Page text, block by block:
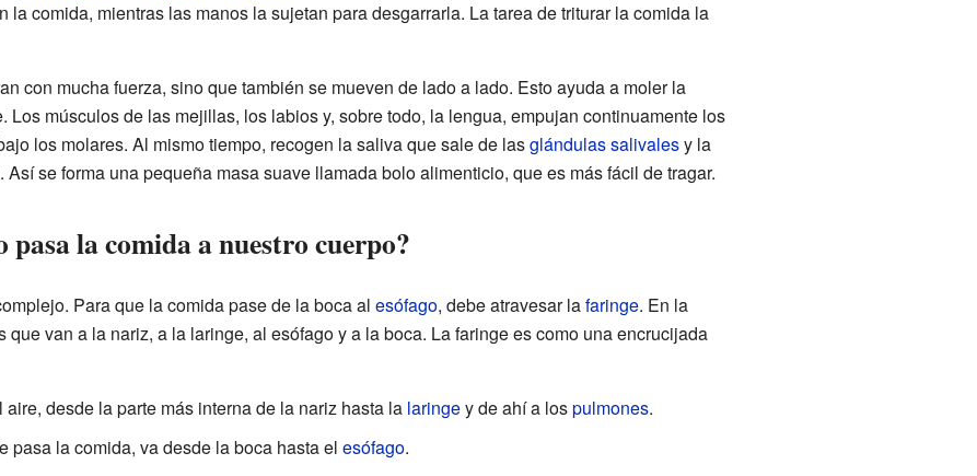
la comida, mientras las manos la sujetan para desgarrarla. La tarea de triturar la comida la
con mucha fuerza, sino que también se mueven de lado a lado. Esto ayuda a moler la
Los músculos de las mejillas, los labios y, sobre todo, la lengua, empujan continuamente los
los molares. Al mismo tiempo, recogen la saliva que sale de lasglándulas salivalesy la
se forma una pequeña masa suave llamada bolo alimenticio, que es más fácil de tragar.
la comida a nuestro cuerpo?
Para que la comida pase de la boca al esófago, debe atravesar lafaringe. En la
que van a la nariz, a la laringe, al esófago y a la boca. La faringe es como una encrucijada
desde la parte más interna de la nariz hasta la laringey de ahí a lospulmones.
pasa la comida, va desde la boca hasta el esófago.